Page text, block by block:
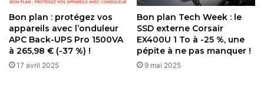
comme la limitation des enregistrements aux voix
consentantes ou à des contextes spécifiques, pourraient
atténuer ces inquiétudes, mais elles ne sont pas encore
disponibles.
Bon plan : protégez vos
appareils avec l’onduleur
APC Back-UPS Pro 1500VA
à 265,98 € (-37 %) !
17 avril 2025
Bon plan Tech Week : le
SSD externe Corsair
EX400U 1 To à -25 %, une
pépite à ne pas manquer !
9 mai 2025